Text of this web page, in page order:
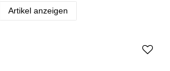
Artikel anzeigen